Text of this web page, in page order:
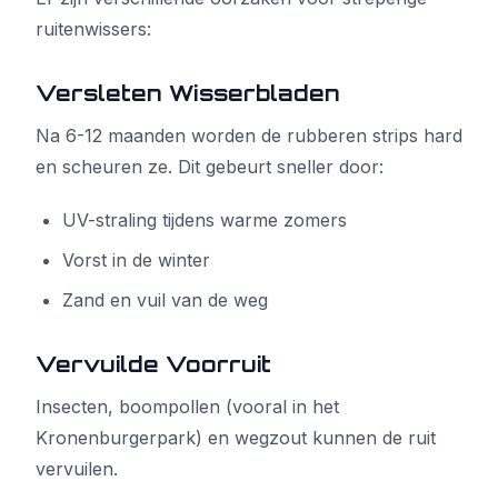
ruitenwissers:
Versleten Wisserbladen
Na 6-12 maanden worden de rubberen strips hard
en scheuren ze. Dit gebeurt sneller door:
UV-straling tijdens warme zomers
Vorst in de winter
Zand en vuil van de weg
Vervuilde Voorruit
Insecten, boompollen (vooral in het
Kronenburgerpark) en wegzout kunnen de ruit
vervuilen.